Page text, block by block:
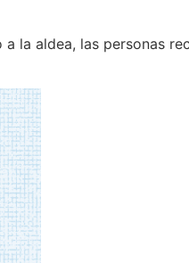
la aldea, las personas